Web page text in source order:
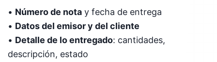
• Número de nota y fecha de entrega
• Datos del emisor y del cliente
• Detalle de lo entregado: cantidades,
descripción, estado